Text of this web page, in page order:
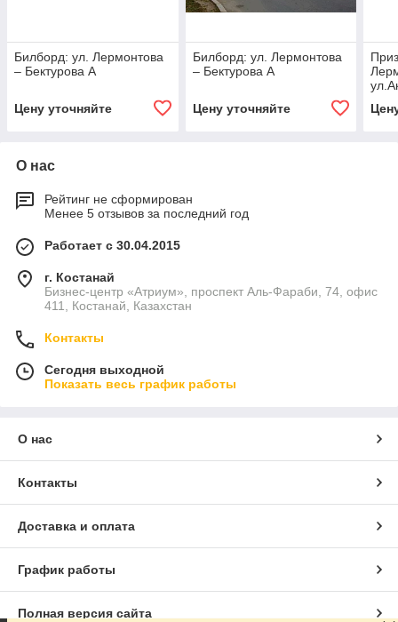
Билборд: ул. Лермонтова
– Бектурова А
Цену уточняйте
Билборд: ул. Лермонтова
– Бектурова А
Цену уточняйте
О нас
Рейтинг не сформирован
Менее 5 отзывов за последний год
Работает с 30.04.2015
г. Костанай
Бизнес-центр «Атриум», проспект Аль-Фараби, 74, офис
411, Костанай, Казахстан
Контакты
Сегодня выходной
Показать весь график работы
О нас
Контакты
Доставка и оплата
График работы
Полная версия сайта